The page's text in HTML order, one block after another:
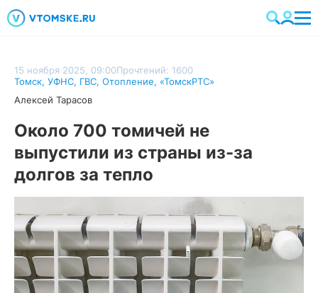
15 ноября 2025, 09:00Прочтений: 1600
Томск, УФНС, ГВС, Отопление, «ТомскРТС»
Алексей Тарасов
Около 700 томичей не
выпустили из страны из-за
долгов за тепло